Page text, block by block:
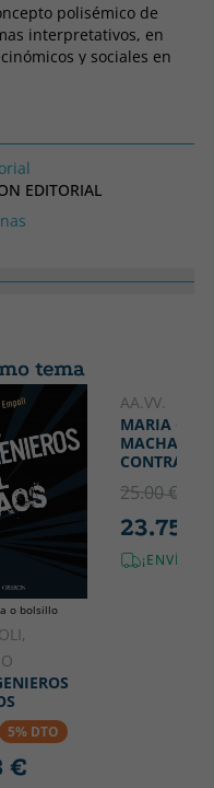
polisémico de
interpretativos, en
y sociales en
EDITORIAL
tema
o bolsillo
5% DTO
€
AA.VV.
MARIA
MACHADO:
25.00 €
23.75 €
¡ENVÍO